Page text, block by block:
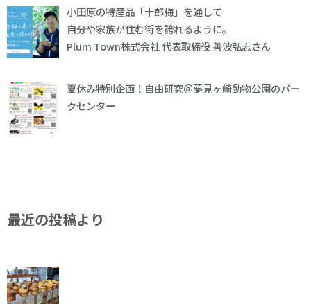
小田原の特産品「十郎梅」を通して
自分や家族が住む街を誇れるように。
Plum Town株式会社 代表取締役 善波弘志さん
夏休み特別企画！自由研究＠夢見ヶ崎動物公園のパー
クセンター
最近の投稿より